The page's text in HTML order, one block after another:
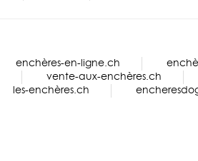
enchères-en-ligne.ch
vente-aux-enchères.ch
les-enchères.ch